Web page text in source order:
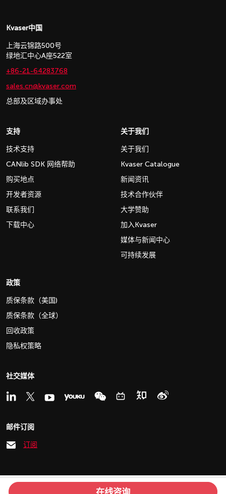
Kvaser中国
上海云锦路500号
绿地汇中心A座522室
+86-21-64283768
sales.cn@kvaser.com
总部及区域办事处
支持
技术支持
CANlib SDK 网络帮助
购买地点
开发者资源
联系我们
下载中心
关于我们
关于我们
Kvaser Catalogue
新闻资讯
技术合作伙伴
大学赞助
加入Kvaser
媒体与新闻中心
可持续发展
政策
质保条款（美国)
质保条款（全球）
回收政策
隐私权策略
社交媒体
邮件订阅
订阅
© 2026 Kvaser 沪ICP备15033759号
在线咨询